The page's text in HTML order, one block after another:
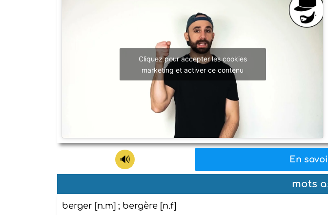
Cliquez pour accepter les cookies
marketing et activer ce contenu
En
mots
berger [n.m] ; bergère [n.f]